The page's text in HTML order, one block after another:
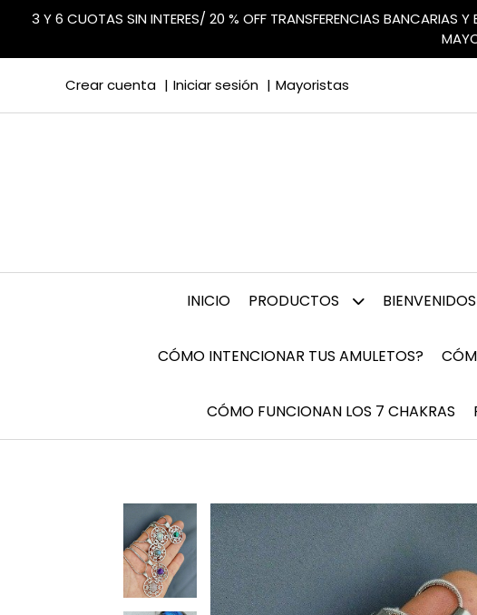
3 Y 6 CUOTAS SIN INTERES/ 20 % OFF TRANSFERENCIAS BANCARIAS
Crear cuenta Iniciar sesión Mayoristas
INICIO PRODUCTOS BIENVENIDOS
CÓMO INTENCIONAR TUS AMULETOS?
CÓMO FUNCIONAN LOS 7 CHAKRAS